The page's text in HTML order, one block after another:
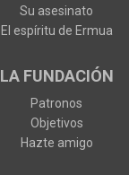
Su asesinato
El espíritu de Ermua
LA FUNDACIÓN
Patronos
Objetivos
Hazte amigo